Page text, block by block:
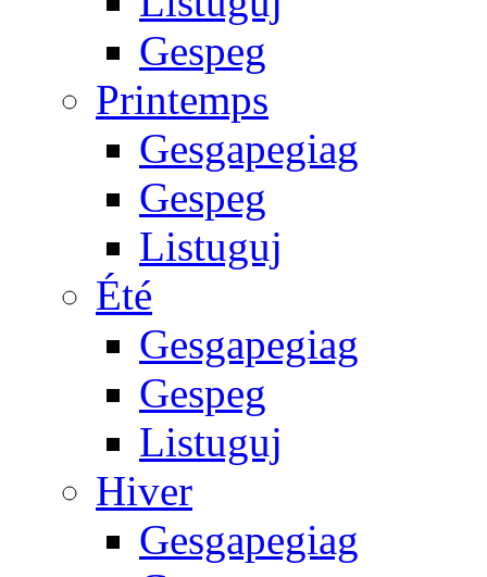
Gespeg
Printemps
Gesgapegiag
Gespeg
Listuguj
Été
Gesgapegiag
Gespeg
Listuguj
Hiver
Gesgapegiag